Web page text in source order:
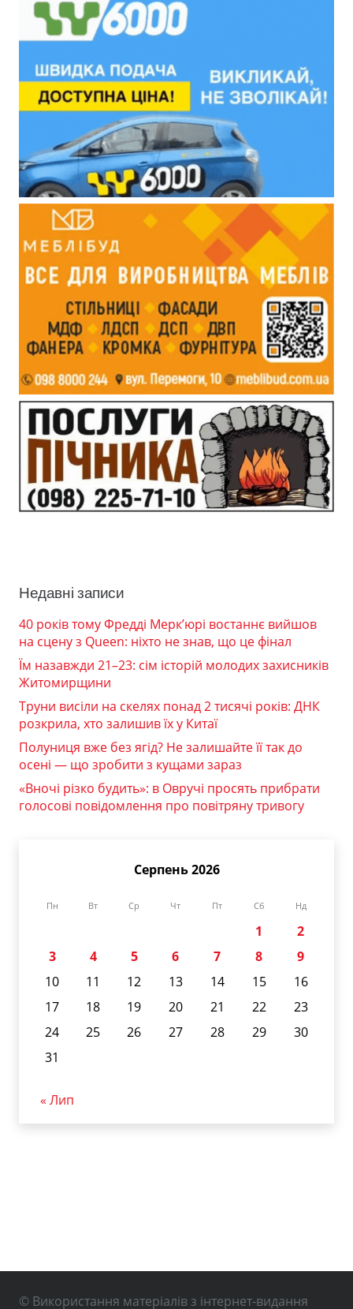
Недавні записи
40 років тому Фредді Мерк’юрі востаннє вийшов
на сцену з Queen: ніхто не знав, що це фінал
Їм назавжди 21–23: сім історій молодих захисників
Житомирщини
Труни висіли на скелях понад 2 тисячі років: ДНК
розкрила, хто залишив їх у Китаї
Полуниця вже без ягід? Не залишайте її так до
осені — що зробити з кущами зараз
«Вночі різко будить»: в Овручі просять прибрати
голосові повідомлення про повітряну тривогу
Серпень 2026
Пн Вт Ср Чт Пт Сб Нд
1
2
3
4 5 6 7 8
9
10
11 12 13 14 15
16
17
18 19 20 21 22
23
24
25 26 27 28 29
30
31
« Лип
© Використання матеріалів з інтернет-видання